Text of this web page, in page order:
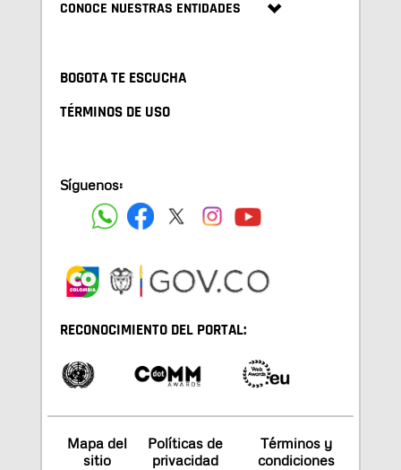
CONOCE NUESTRAS ENTIDADES
BOGOTA TE ESCUCHA
TÉRMINOS DE USO
Síguenos:
RECONOCIMIENTO DEL PORTAL:
Mapa del
sitio
Políticas de
privacidad
Términos y
condiciones